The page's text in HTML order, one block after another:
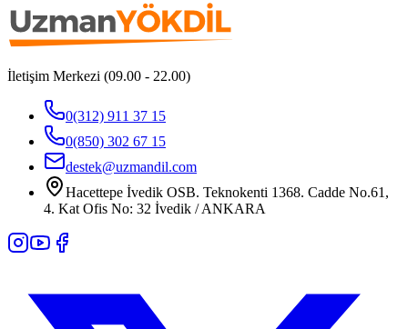
İletişim Merkezi (09.00 - 22.00)
0(312) 911 37 15
0(850) 302 67 15
destek@uzmandil.com
Hacettepe İvedik OSB. Teknokenti 1368. Cadde No.61,
4. Kat Ofis No: 32 İvedik / ANKARA